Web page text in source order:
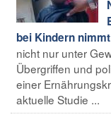
bei Kindern
nicht nur unter
Übergriffen und
einer
aktuelle Studie ...